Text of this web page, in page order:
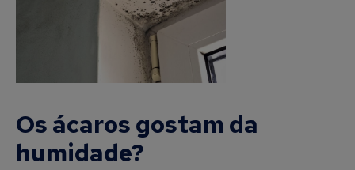
Os ácaros gostam da
humidade?